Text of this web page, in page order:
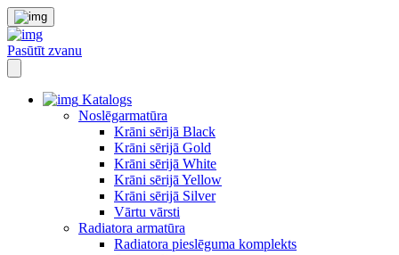
Pasūtīt zvanu
Katalogs
Noslēgarmatūra
Krāni sērijā Black
Krāni sērijā Gold
Krāni sērijā White
Krāni sērijā Yellow
Krāni sērijā Silver
Vārtu vārsti
Radiatora armatūra
Radiatora pieslēguma komplekts